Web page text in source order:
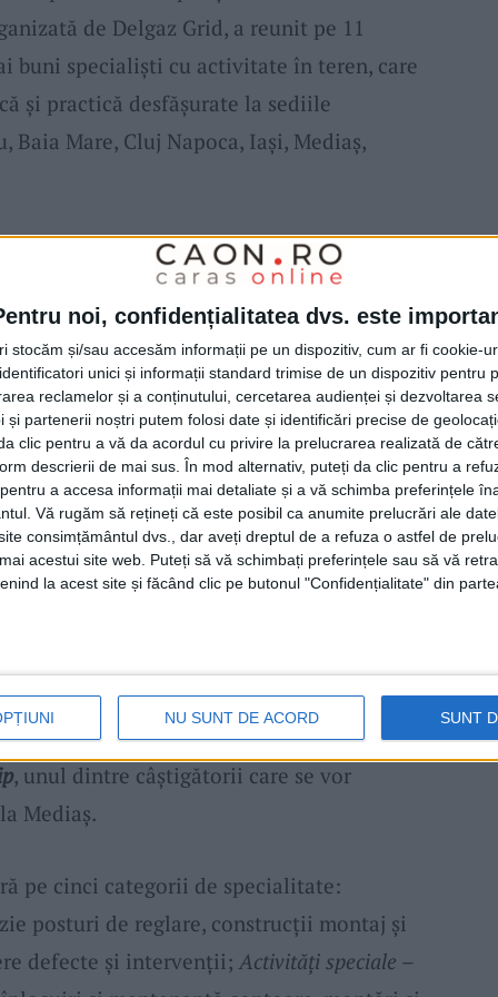
noi, confidențialitatea dvs. este
stocăm și/sau accesăm informații pe un dispozitiv, cum ar fi cookie-
unici și informații standard trimise de un dispozitiv pentru
reclamelor și a conținutului, cercetarea audienței și dezvoltarea
și partenerii noștri putem folosi date și identificări precise de
clic pentru a vă da acordul cu privire la prelucrarea realizată de
descrierii de mai sus. În mod alternativ, puteți da clic pentru a
a accesa informații mai detaliate și a vă schimba preferințele
Vă rugăm să rețineți că este posibil ca anumite prelucrări ale
consimțământul dvs., dar aveți dreptul de a refuza o astfel de
acestui site web. Puteți să vă schimbați preferințele sau să vă
la acest site și făcând clic pe butonul "Confidențialitate" din
NU SUNT DE ACORD SUNT
de Delgaz Grid, a reunit pe 11
buni specialiști cu activitate în teren, care
și practică desfășurate la sediile
Mare, Cluj Napoca, Iași, Mediaș,
locale a concursului, la care au
care gestionează rețelele de gaze
de aproape 27.000 km.
sunt cei care, zi de zi, își asumă
în siguranță. Munca lor nu este
pentru fiecare dintre noi. Tocmai de
lor, ci și dedicarea cu care aleg, în
spuneCristian Secoșan, directorul general
este provocatoare pentru mine de
să învăț lucruri noi, să aprofundez
dă prilejul de a relaționa cu colegii mei
, unul dintre câștigătorii care se vor
Mediaș.
pe cinci categorii de specialitate:
posturi de reglare, construcții montaj și
defecte și intervenții; Activități speciale –